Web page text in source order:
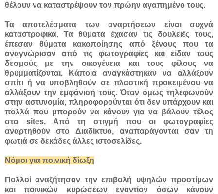
θέλουν να καταστρέψουν τον πρώην αγαπημένο τους.
Τα αποτελέσματα των αναρτήσεων είναι συχνά
καταστροφικά. Τα θύματα έχασαν τις δουλειές τους,
έπεσαν θύματα κακοποίησης από ξένους που τα
αναγνώρισαν από τις φωτογραφίες και είδαν τους
δεσμούς με την οικογένεια και τους φίλους να
θρυμματίζονται. Κάποια αναγκάστηκαν να αλλάξουν
σπίτι ή να υποβληθούν σε πλαστική προκειμένου να
αλλάξουν την εμφάνισή τους. Όταν όμως τηλεφωνούν
στην αστυνομία, πληροφορούνται ότι δεν υπάρχουν και
πολλά που μπορούν να κάνουν για να βάλουν τέλος
στα sites. Aπό τη στιγμή που οι φωτογραφίες
αναρτηθούν στο Διαδίκτυο, αναπαράγονται σαν τη
φωτιά σε δεκάδες άλλες ιστοσελίδες.
Νόμοι για ποινική δίωξη
Πολλοί αναζήτησαν την επιβολή υψηλών προστίμων
και ποινικών κυρώσεων εναντίον όσων κάνουν